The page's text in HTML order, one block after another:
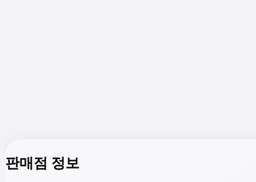
판매점 정보